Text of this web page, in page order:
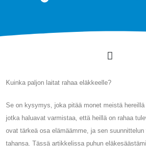
Kuinka paljon laitat rahaa eläkkeelle?
Se on kysymys, joka pitää monet meistä
jotka haluavat varmistaa, että heillä on rahaa
ovat tärkeä osa elämäämme, ja sen
tahansa. Tässä artikkelissa puhun